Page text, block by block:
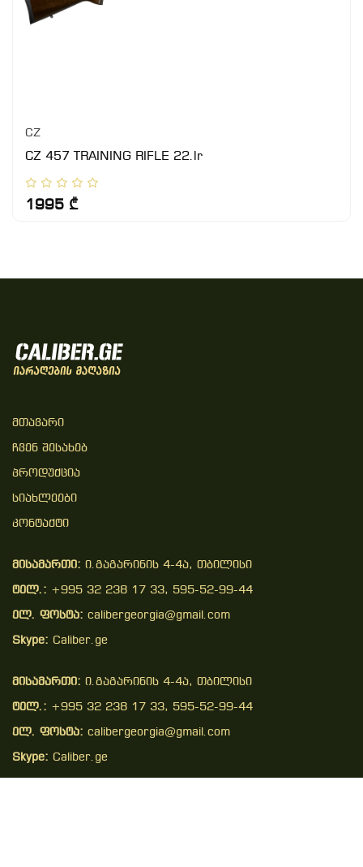
CZ
CZ 457 TRAINING RIFLE 22.lr
1995 ₾
Მთავარი
Ჩვენ Შესახებ
Პროდუქცია
Სიახლეები
Კონტაქტი
მისამართი: ი.გაგარინის 4-4ა, თბილისი
ტელ.: +995 32 238 17 33, 595-52-99-44
ელ. ფოსტა: calibergeorgia@gmail.com
Skype: Caliber.ge
მისამართი: ი.გაგარინის 4-4ა, თბილისი
ტელ.: +995 32 238 17 33, 595-52-99-44
ელ. ფოსტა: calibergeorgia@gmail.com
Skype: Caliber.ge